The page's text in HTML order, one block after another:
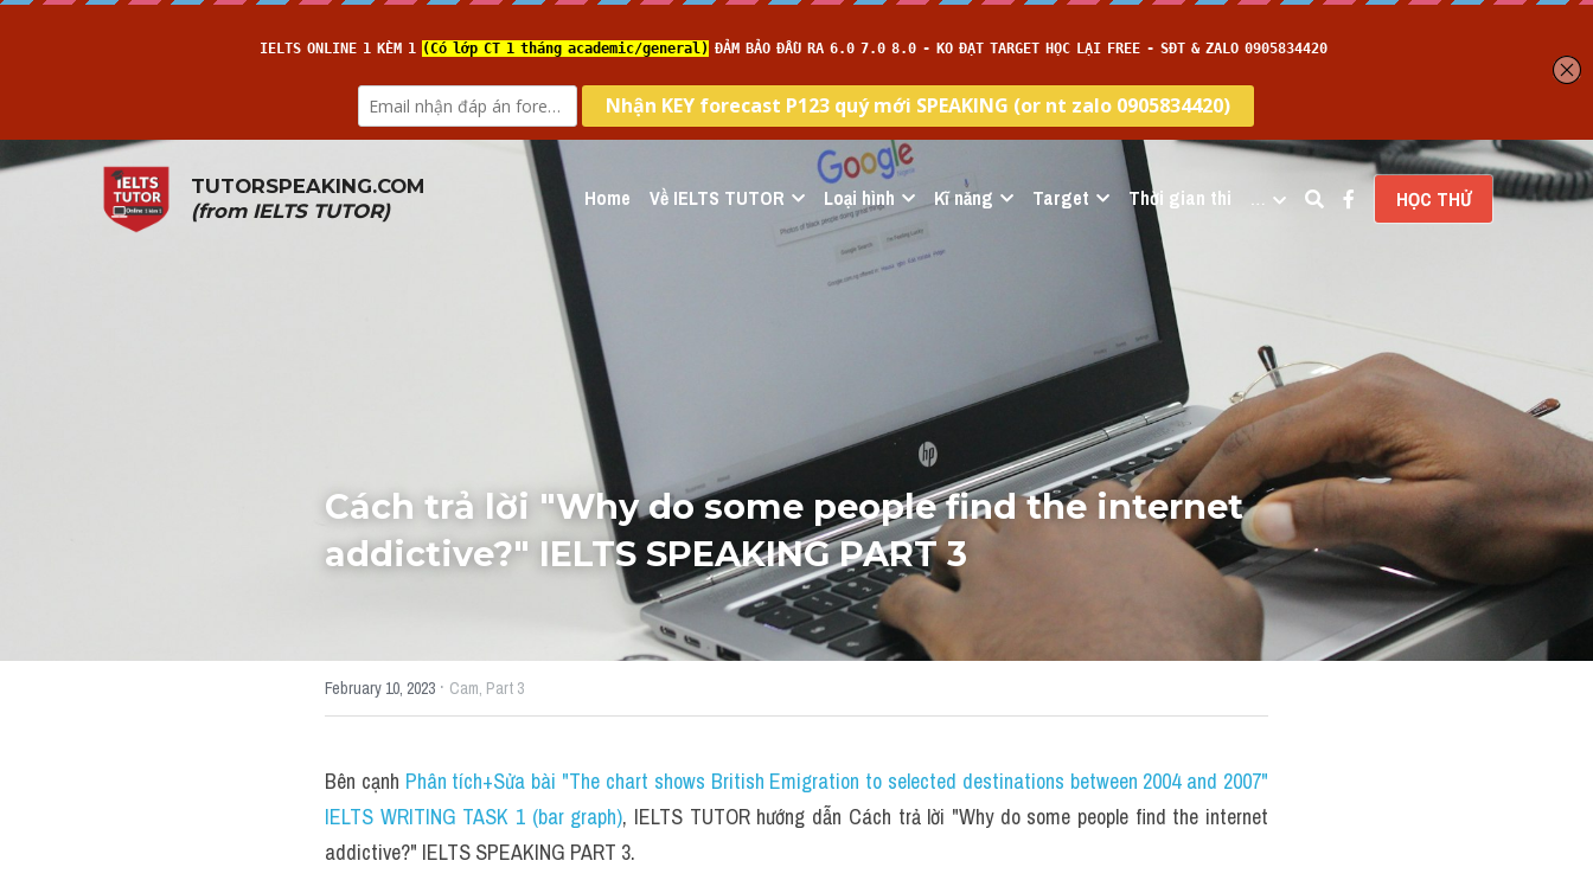
TUTORSPEAKING.COM
(from IELTS TUTOR) Home Về IELTS TUTOR Loại hình Kĩ năng Target Thời gian thi … HỌC THỬ
Cách trả lời "Why do some people find the internet
addictive?" IELTS SPEAKING PART 3
February 10, 2023 · Cam, Part 3
Bên cạnh Phân tích+Sửa bài "The chart shows British Emigration to selected destinations between 2004 and 2007"
IELTS WRITING TASK 1 (bar graph), IELTS TUTOR hướng dẫn Cách trả lời "Why do some people find the internet
addictive?" IELTS SPEAKING PART 3.